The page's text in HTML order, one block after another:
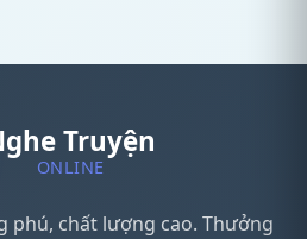
Truyện
ONLINE
phú, chất lượng cao. Thưởng